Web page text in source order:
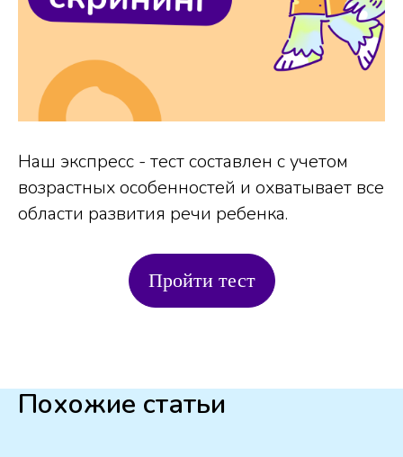
Наш экспресс - тест составлен с учетом
возрастных особенностей и охватывает все
области развития речи ребенка.
Пройти тест
Похожие статьи